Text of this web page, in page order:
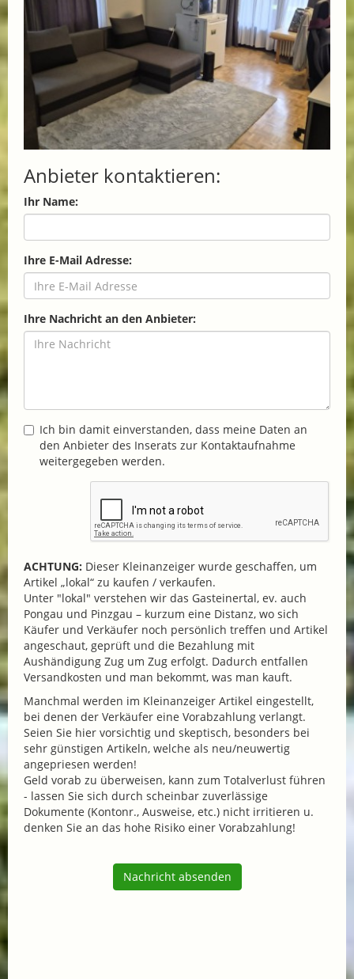
Anbieter kontaktieren:
Ihr Name:
Ihre E-Mail Adresse:
Ihre Nachricht an den Anbieter:
Ich bin damit einverstanden, dass meine Daten an
den Anbieter des Inserats zur Kontaktaufnahme
weitergegeben werden.
ACHTUNG: Dieser Kleinanzeiger wurde geschaffen, um
Artikel „lokal“ zu kaufen / verkaufen.
Unter "lokal" verstehen wir das Gasteinertal, ev. auch
Pongau und Pinzgau – kurzum eine Distanz, wo sich
Käufer und Verkäufer noch persönlich treffen und Artikel
angeschaut, geprüft und die Bezahlung mit
Aushändigung Zug um Zug erfolgt. Dadurch entfallen
Versandkosten und man bekommt, was man kauft.
Manchmal werden im Kleinanzeiger Artikel eingestellt,
bei denen der Verkäufer eine Vorabzahlung verlangt.
Seien Sie hier vorsichtig und skeptisch, besonders bei
sehr günstigen Artikeln, welche als neu/neuwertig
angepriesen werden!
Geld vorab zu überweisen, kann zum Totalverlust führen
- lassen Sie sich durch scheinbar zuverlässige
Dokumente (Kontonr., Ausweise, etc.) nicht irritieren u.
denken Sie an das hohe Risiko einer Vorabzahlung!
Nachricht absenden